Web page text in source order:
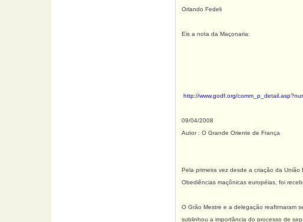
Orlando Fedeli
Eis a nota da Maçonaria:
http://www.godf.org/
09/04/2008
Autor : O Grande Oriente de França
Pela primeira vez desde a criação da
Obediências maçônicas européias, foi
O Grão Mestre e a delegação reafirmaram
sublinhou a importância do processo de